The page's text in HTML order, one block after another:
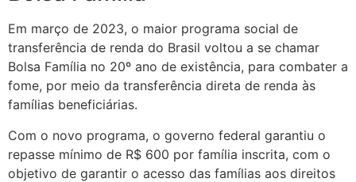
Em março de 2023, o maior programa social de
transferência de renda do Brasil voltou a se chamar
Bolsa Família no 20º ano de existência, para combater a
fome, por meio da transferência direta de renda às
famílias beneficiárias.
Com o novo programa, o governo federal garantiu o
repasse mínimo de R$ 600 por família inscrita, com o
objetivo de garantir o acesso das famílias aos direitos